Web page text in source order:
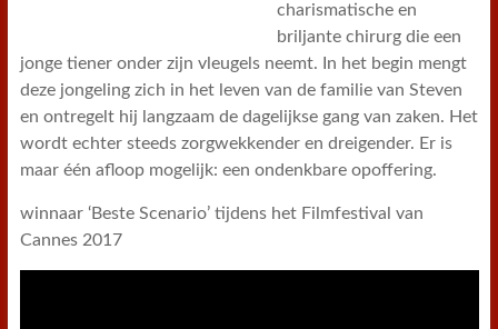
charismatische en
briljante chirurg die een
jonge tiener onder zijn vleugels neemt. In het begin mengt
deze jongeling zich in het leven van de familie van Steven
en ontregelt hij langzaam de dagelijkse gang van zaken. Het
wordt echter steeds zorgwekkender en dreigender. Er is
maar één afloop mogelijk: een ondenkbare opoffering.
winnaar ‘Beste Scenario’ tijdens het Filmfestival van
Cannes 2017